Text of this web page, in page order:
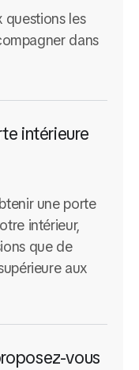
questions les
dans
intérieure
une porte
intérieur,
que de
aux
vous